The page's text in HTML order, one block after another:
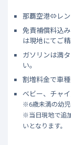
那覇空港⇔レン
免責補償料込
は現地にてご精
ガソリンは満
い。
割増料金で車
ベビー、チャ
※6歳未満の幼児
※当日現地で追
いとなります。